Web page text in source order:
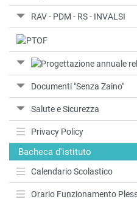
RAV - PDM - RS - INVALSI
Documenti "Senza Zaino"
Salute e Sicurezza
Privacy Policy
Bacheca d'istituto
Calendario Scolastico
Orario Funzionamento